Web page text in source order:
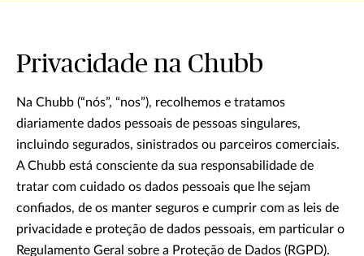
Privacidade na Chubb
Na Chubb (“nós”, “nos”), recolhemos e tratamos
diariamente dados pessoais de pessoas singulares,
incluindo segurados, sinistrados ou parceiros comerciais.
A Chubb está consciente da sua responsabilidade de
tratar com cuidado os dados pessoais que lhe sejam
confiados, de os manter seguros e cumprir com as leis de
privacidade e proteção de dados pessoais, em particular o
Regulamento Geral sobre a Proteção de Dados (RGPD).